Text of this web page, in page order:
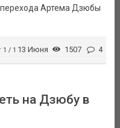
Артема Дзюбы
1 / 1 13 Июня 1507 4
на Дзюбу в